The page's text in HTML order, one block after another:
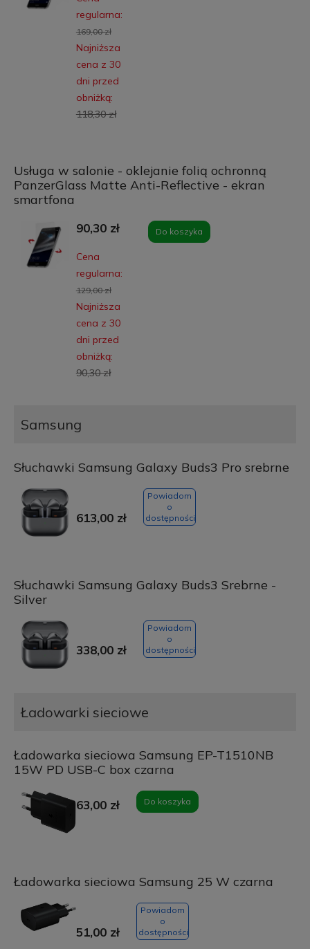
regularna:
169,00 zł
Najniższa
cena z 30
dni przed
obniżką:
118,30 zł
Usługa w salonie - oklejanie folią ochronną
PanzerGlass Matte Anti-Reflective - ekran
smartfona
90,30 zł
Cena
regularna:
129,00 zł
Najniższa
cena z 30
dni przed
obniżką:
90,30 zł
Do koszyka
Samsung
Słuchawki Samsung Galaxy Buds3 Pro srebrne
613,00 zł
Powiadom
o
dostępności
Słuchawki Samsung Galaxy Buds3 Srebrne -
Silver
338,00 zł
Powiadom
o
dostępności
Ładowarki sieciowe
Ładowarka sieciowa Samsung EP-T1510NB
15W PD USB-C box czarna
63,00 zł Do koszyka
Ładowarka sieciowa Samsung 25 W czarna
51,00 zł
Powiadom
o
dostępności